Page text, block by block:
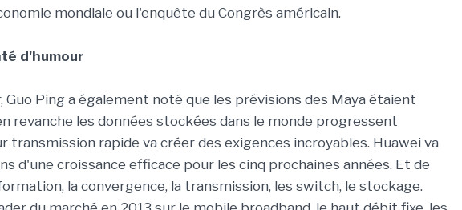
mondiale ou l'enquête du Congrès américain.
d'humour
Guo Ping a également noté que les prévisions des Maya étaient
revanche les données stockées dans le monde progressent
transmission rapide va créer des exigences incroyables. Huawei va
d'une croissance efficace pour les cinq prochaines années. Et de
la convergence, la transmission, les switch, le stockage.